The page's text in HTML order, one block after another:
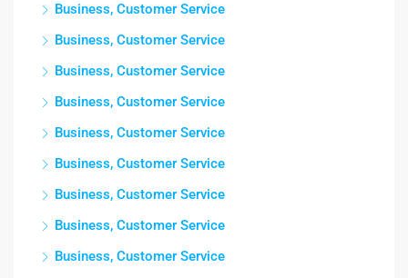
Business, Customer Service
Business, Customer Service
Business, Customer Service
Business, Customer Service
Business, Customer Service
Business, Customer Service
Business, Customer Service
Business, Customer Service
Business, Customer Service